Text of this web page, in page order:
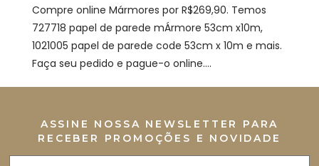
Compre online Mármores por R$269,90. Temos
727718 papel de parede mÁrmore 53cm x10m,
1021005 papel de parede code 53cm x 10m e mais.
Faça seu pedido e pague-o online....
ASSINE NOSSA NEWSLETTER PARA
RECEBER PROMOÇÕES E NOVIDADE